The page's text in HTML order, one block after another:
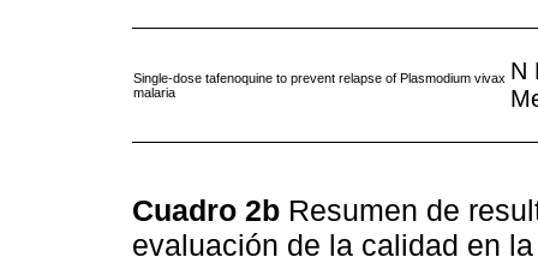
Single-dose tafenoquine to prevent relapse of Plasmodium vivax
malaria
N
Cuadro 2b Resumen de
evaluación de la calidad en